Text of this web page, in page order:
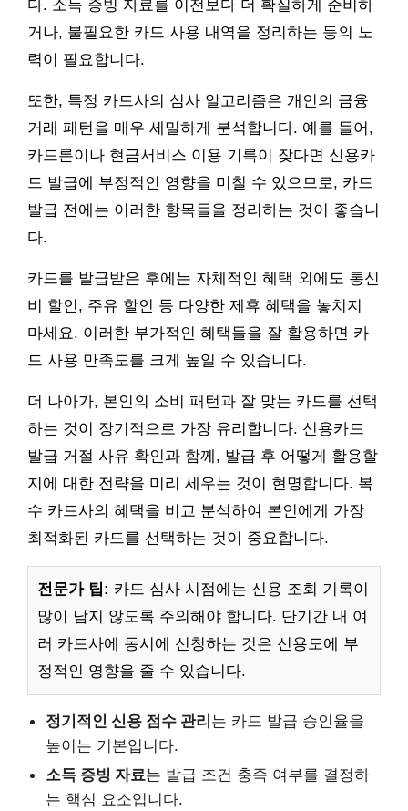
다. 소득 증빙 자료를 이전보다 더 확실하게 준비하
거나, 불필요한 카드 사용 내역을 정리하는 등의 노
력이 필요합니다.
또한, 특정 카드사의 심사 알고리즘은 개인의 금융
거래 패턴을 매우 세밀하게 분석합니다. 예를 들어,
카드론이나 현금서비스 이용 기록이 잦다면 신용카
드 발급에 부정적인 영향을 미칠 수 있으므로, 카드
발급 전에는 이러한 항목들을 정리하는 것이 좋습니
다.
카드를 발급받은 후에는 자체적인 혜택 외에도 통신
비 할인, 주유 할인 등 다양한 제휴 혜택을 놓치지
마세요. 이러한 부가적인 혜택들을 잘 활용하면 카
드 사용 만족도를 크게 높일 수 있습니다.
더 나아가, 본인의 소비 패턴과 잘 맞는 카드를 선택
하는 것이 장기적으로 가장 유리합니다. 신용카드
발급 거절 사유 확인과 함께, 발급 후 어떻게 활용할
지에 대한 전략을 미리 세우는 것이 현명합니다. 복
수 카드사의 혜택을 비교 분석하여 본인에게 가장
최적화된 카드를 선택하는 것이 중요합니다.
전문가 팁: 카드 심사 시점에는 신용 조회 기록이
많이 남지 않도록 주의해야 합니다. 단기간 내 여
러 카드사에 동시에 신청하는 것은 신용도에 부
정적인 영향을 줄 수 있습니다.
정기적인 신용 점수 관리는 카드 발급 승인율을
높이는 기본입니다.
소득 증빙 자료는 발급 조건 충족 여부를 결정하
는 핵심 요소입니다.